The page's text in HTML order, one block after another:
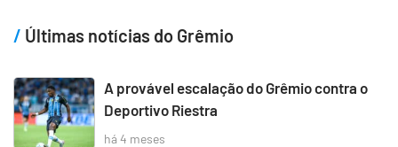
Últimas notícias do Grêmio
A provável escalação do Grêmio contra o
Deportivo Riestra
há 4 meses